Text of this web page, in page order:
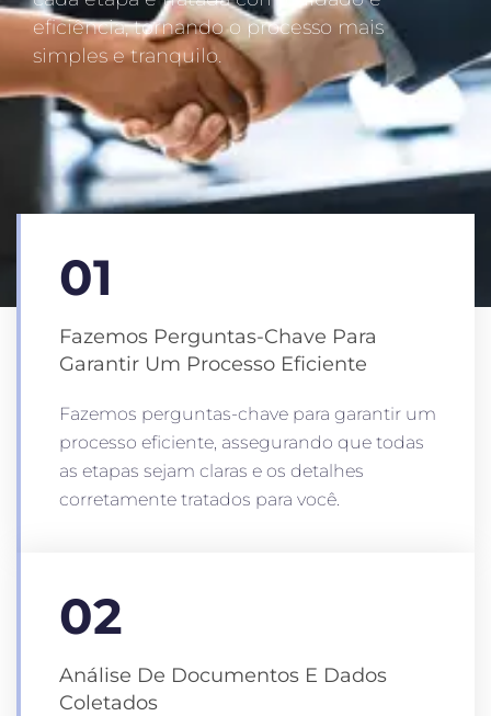
eficiência, tornando o processo mais
simples e tranquilo.
01
Fazemos Perguntas-Chave Para
Garantir Um Processo Eficiente
Fazemos perguntas-chave para garantir um
processo eficiente, assegurando que todas
as etapas sejam claras e os detalhes
corretamente tratados para você.
02
Análise De Documentos E Dados
Coletados